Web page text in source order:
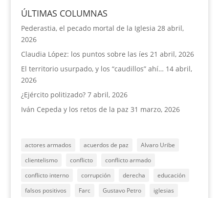
ÚLTIMAS COLUMNAS
Pederastia, el pecado mortal de la Iglesia 28 abril,
2026
Claudia López: los puntos sobre las íes 21 abril, 2026
El territorio usurpado, y los “caudillos” ahí… 14 abril,
2026
¿Ejército politizado? 7 abril, 2026
Iván Cepeda y los retos de la paz 31 marzo, 2026
actores armados acuerdos de paz
Alvaro Uribe
clientelismo
conflicto
conflicto armado
conflicto interno
corrupción derecha
educación
falsos positivos
Farc Gustavo Petro
iglesias